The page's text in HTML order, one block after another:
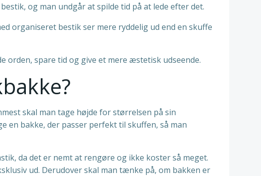
og man undgår at spilde tid på at lede efter det.
organiseret bestik ser mere ryddelig ud end en skuffe
orden, spare tid og give et mere æstetisk udseende.
skal man tage højde for størrelsen på sin
en bakke, der passer perfekt til skuffen, så man
da det er nemt at rengøre og ikke koster så meget.
ud. Derudover skal man tænke på, om bakken er